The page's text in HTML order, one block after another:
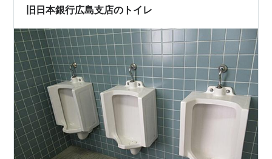
旧日本銀行広島支店のトイレ